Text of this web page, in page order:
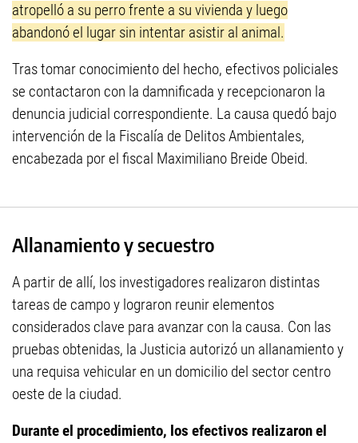
atropelló a su perro frente a su vivienda y luego
abandonó el lugar sin intentar asistir al animal.
Tras tomar conocimiento del hecho, efectivos policiales
se contactaron con la damnificada y recepcionaron la
denuncia judicial correspondiente. La causa quedó bajo
intervención de la Fiscalía de Delitos Ambientales,
encabezada por el fiscal Maximiliano Breide Obeid.
Allanamiento y secuestro
A partir de allí, los investigadores realizaron distintas
tareas de campo y lograron reunir elementos
considerados clave para avanzar con la causa. Con las
pruebas obtenidas, la Justicia autorizó un allanamiento y
una requisa vehicular en un domicilio del sector centro
oeste de la ciudad.
Durante el procedimiento, los efectivos realizaron el